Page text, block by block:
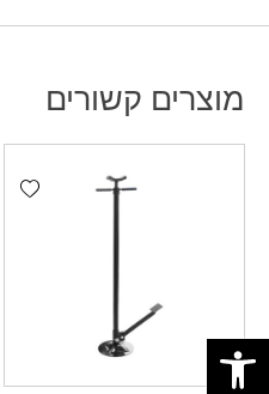
מוצרים קשורים
פתח סרגל נגישות